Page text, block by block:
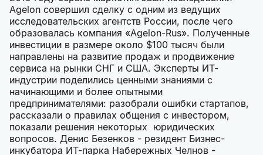
Agelon совершил сделку с одним из ведущих
исследовательских агентств России, после чего
образовалась компания «Agelon-Rus». Полученные
инвестиции в размере около $100 тысяч были
направлены на развитие продаж и продвижение
сервиса на рынки СНГ и США. Эксперты ИТ-
индустрии поделились ценными знаниями с
начинающими и более опытными
предпринимателями: разобрали ошибки стартапов,
рассказали о правилах общения с инвестором,
показали решения некоторых юридических
вопросов. Денис Безенков - резидент Бизнес-
инкубатора ИТ-парка Набережных Челнов -